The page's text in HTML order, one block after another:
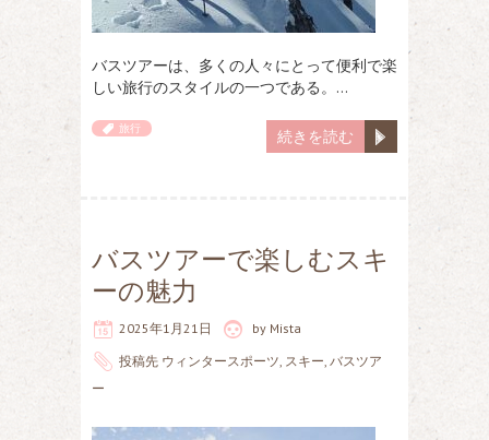
バスツアーは、多くの人々にとって便利で楽
しい旅行のスタイルの一つである。…
続きを読む
旅行
バスツアーで楽しむスキ
ーの魅力
2025年1月21日 by Mista
投稿先 ウィンタースポーツ, スキー, バスツア
ー